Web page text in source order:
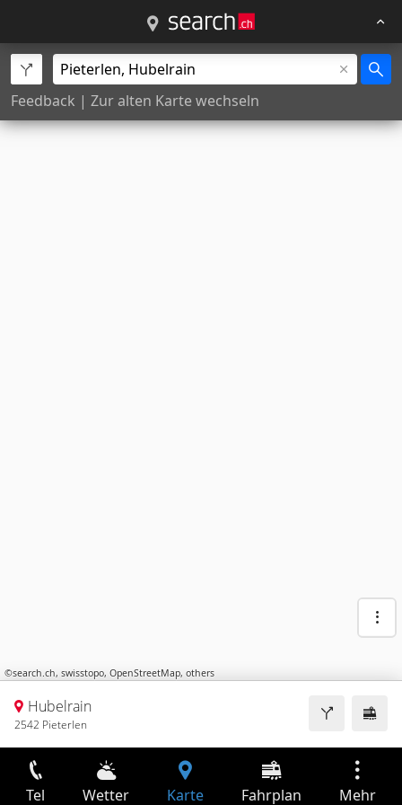
Feedback | Zur alten Karte wechseln
©search.ch, swisstopo, OpenStreetMap, others
Hubelrain
2542 Pieterlen
Tel Wetter Karte Fahrplan Mehr